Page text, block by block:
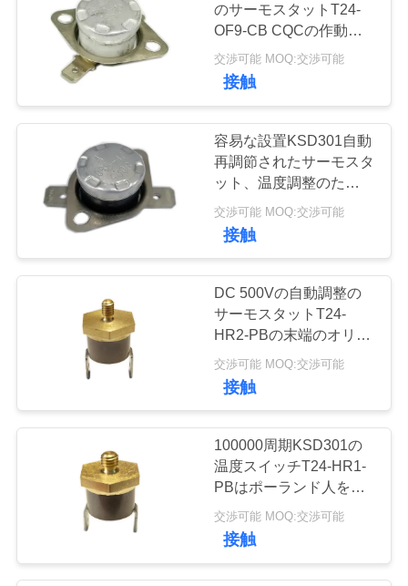
のサーモスタットT24-
OF9-CB CQCの作動の
臨時雇用者50℃~250℃
交渉可能 MOQ:交渉可能
接触
容易な設置KSD301自動
再調節されたサーモスタ
ット、温度調整のため
に、移動可能なブラケッ
ト、TUV VDE
交渉可能 MOQ:交渉可能
接触
DC 500Vの自動調整の
サーモスタットT24-
HR2-PBの末端のオリエ
ンテーション
0°/30°/45°/60°/90°
交渉可能 MOQ:交渉可能
接触
100000周期KSD301の
温度スイッチT24-HR1-
PBはポーランド人を選
抜します-投球を選抜し
て下さい
交渉可能 MOQ:交渉可能
接触